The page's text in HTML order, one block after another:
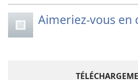
Aimeriez-vous en